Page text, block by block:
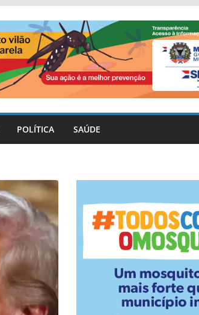
POLÍTICA SAÚDE